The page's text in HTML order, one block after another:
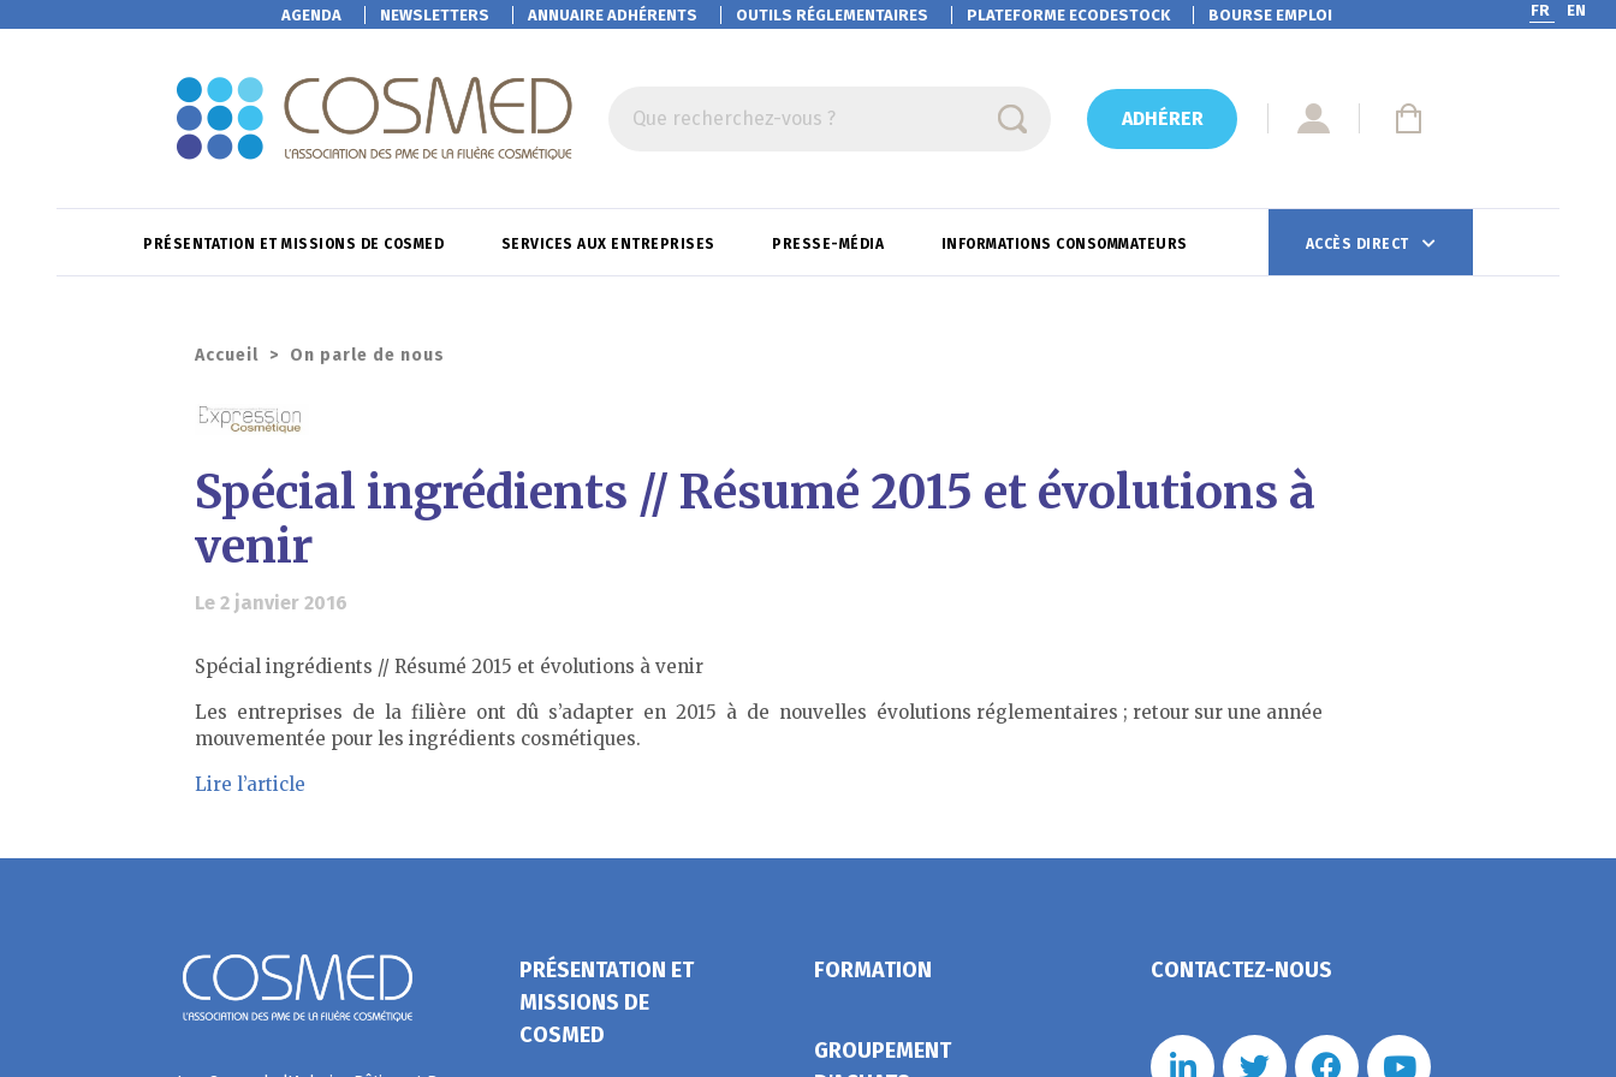
AGENDA NEWSLETTERS ANNUAIRE ADHÉRENTS OUTILS RÉGLEMENTAIRES PLATEFORMEECODESTOCK BOURSE EMPLOI FR EN
Que recherchez-vous ? ADHÉRER
PRÉSENTATION ET MISSIONS DE COSMED SERVICES AUX ENTREPRISES PRESSE-MÉDIA INFORMATIONS CONSOMMATEURS ACCÈS DIRECT
Accueil > On parle de nous
Spécial ingrédients // Résumé 2015 et évolutions à
venir
Le 2 janvier 2016
Spécial ingrédients // Résumé 2015 et évolutions à venir
Les entreprises de la filière ont dû s’adapter en 2015 à de nouvelles évolutions réglementaires ; retour sur une année
mouvementée pour les ingrédients cosmétiques.
Lire l’article
PRÉSENTATION ET
MISSIONS DE
COSMED
FORMATION
GROUPEMENT
CONTACTEZ-NOUS